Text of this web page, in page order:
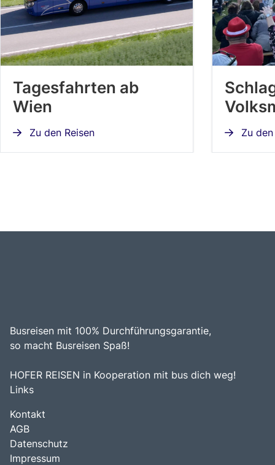
Tagesfahrten ab
Wien
Zu den Reisen Zu
Busreisen mit 100% Durchführungsgarantie,
so macht Busreisen Spaß!
HOFER REISEN in Kooperation mit bus dich weg!
Links
Kontakt
AGB
Datenschutz
Impressum